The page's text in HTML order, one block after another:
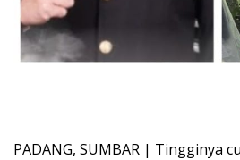
PADANG, SUMBAR | Tingginya